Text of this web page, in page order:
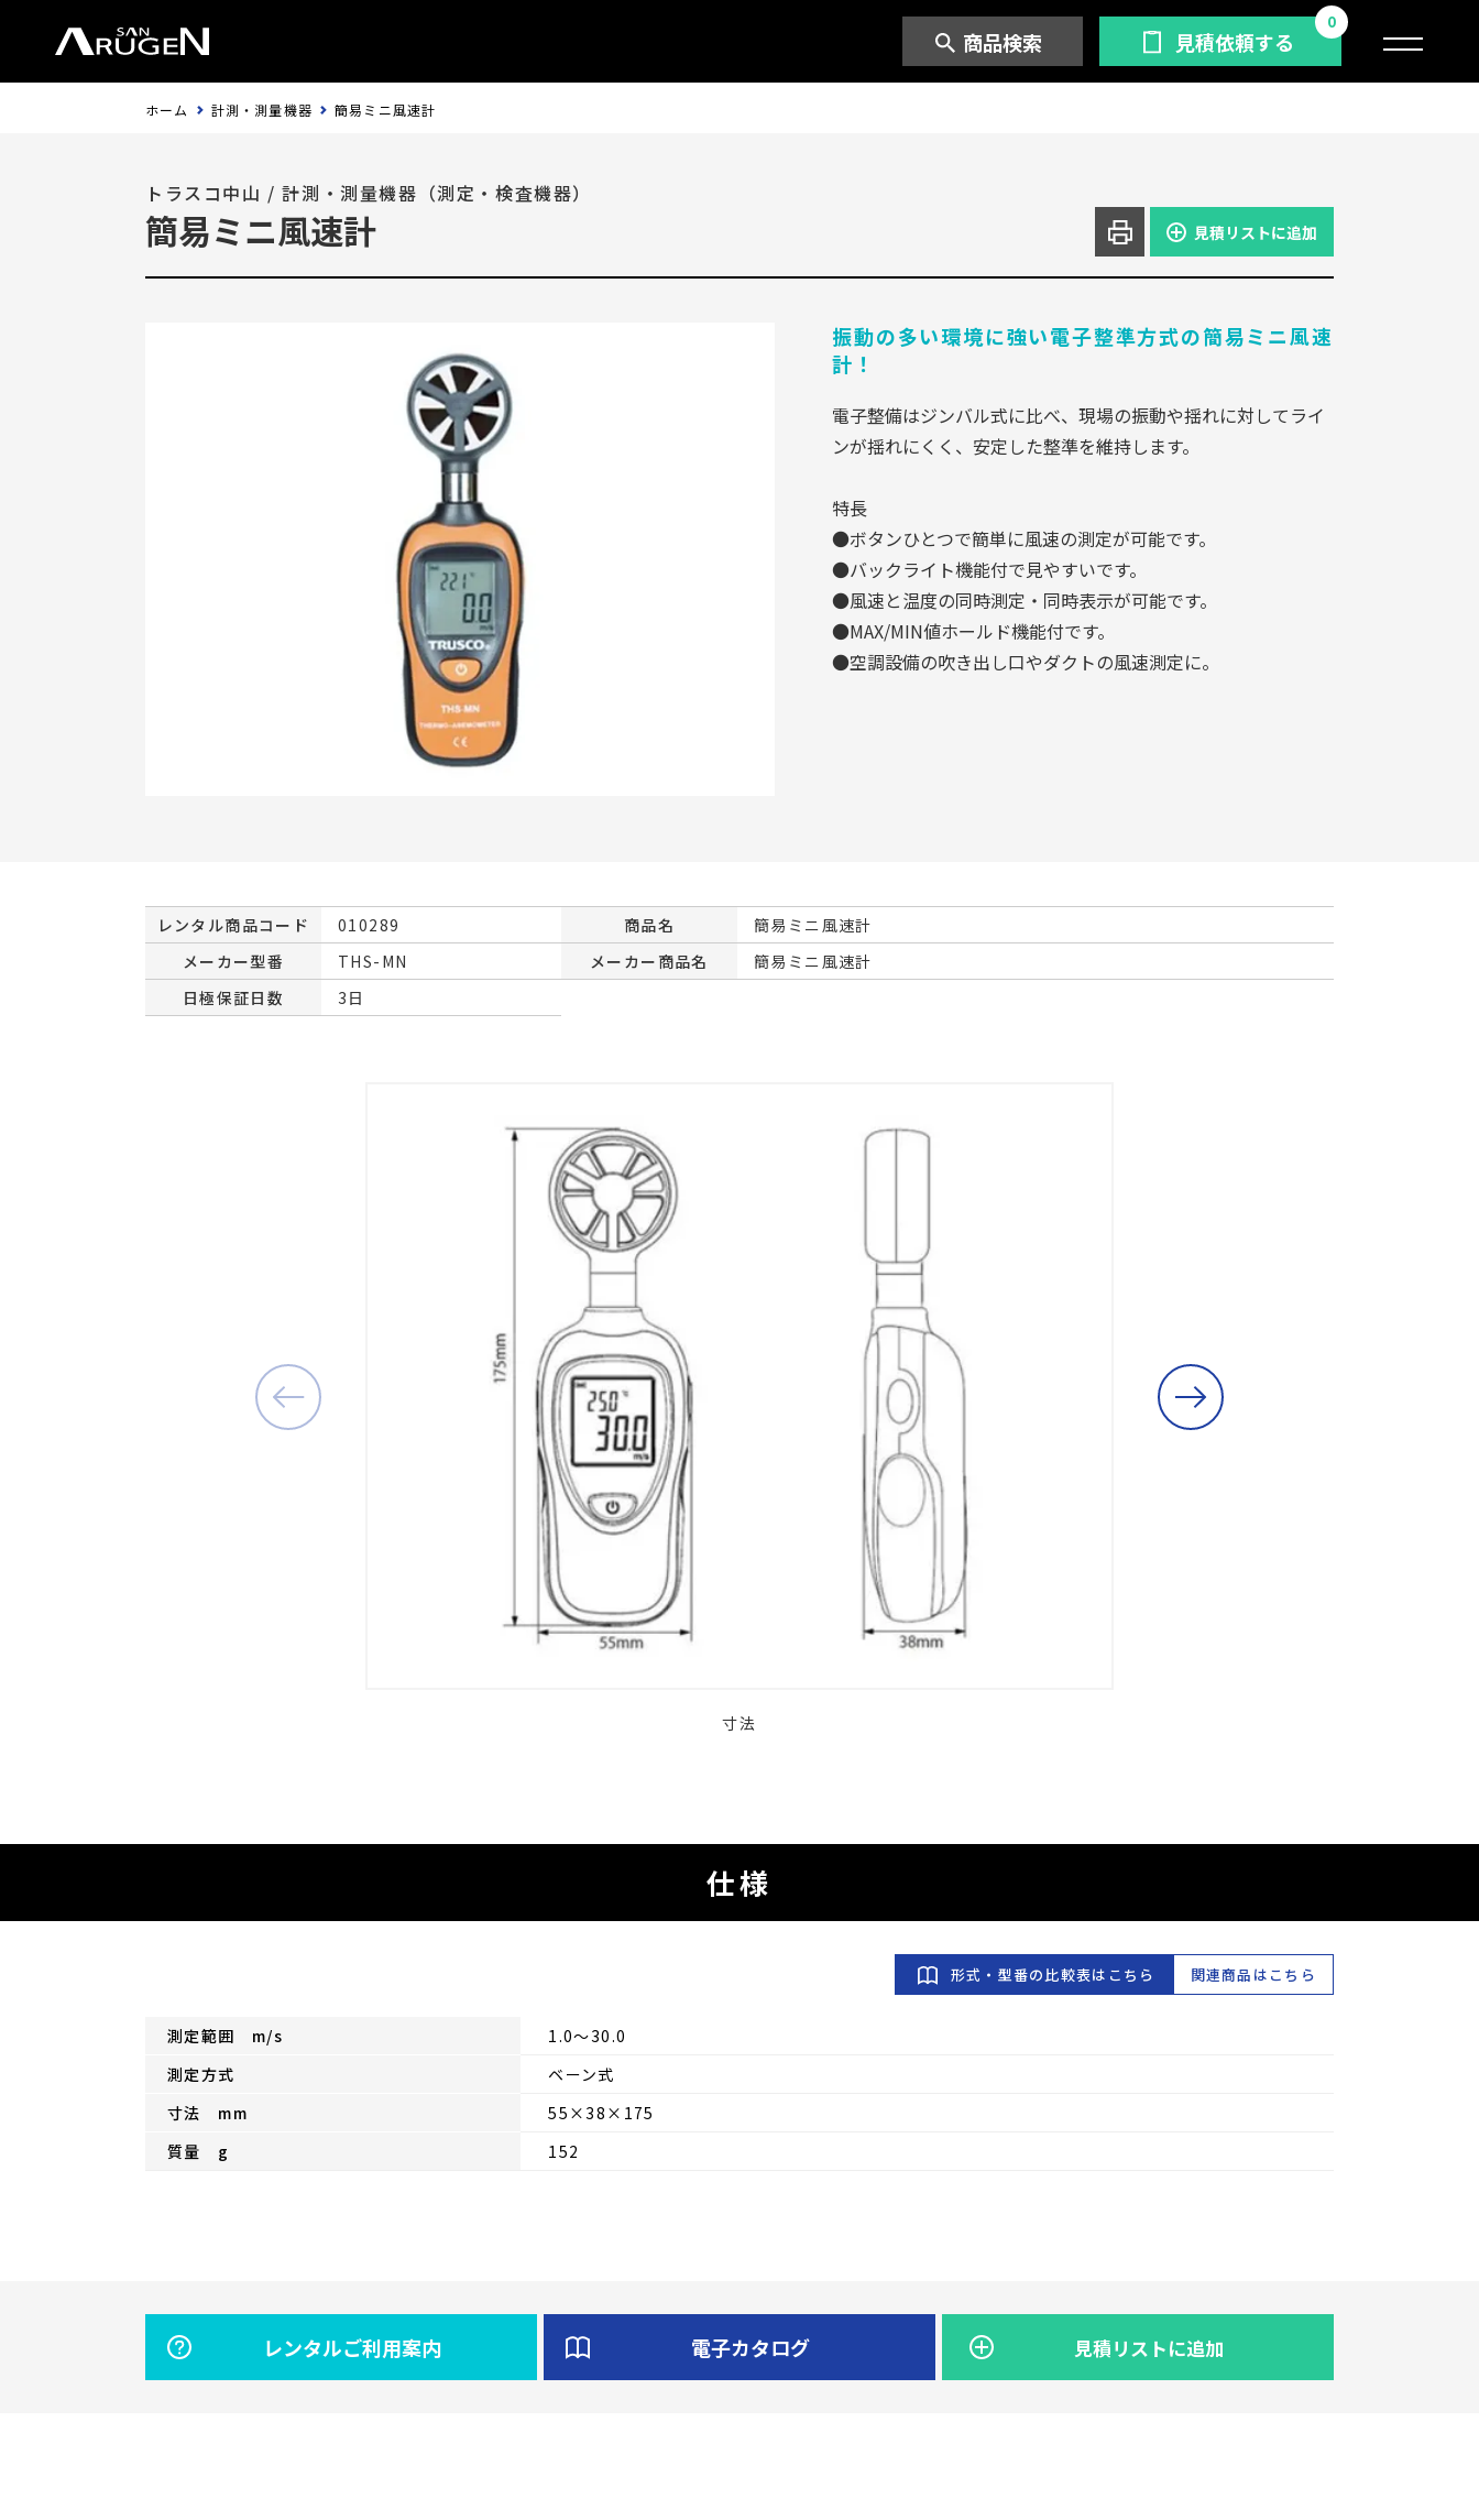
商品検索 見積依頼する
0
ホーム 計測・測量機器 簡易ミニ風速計
トラスコ中山 /計測・測量機器（測定・検査機器）
簡易ミニ風速計 見積リストに追加
振動の多い環境に強い電子整準方式の簡易ミニ風速
計！
電子整備はジンバル式に比べ、現場の振動や揺れに対してライ
ンが揺れにくく、安定した整準を維持します。
特長
●ボタンひとつで簡単に風速の測定が可能です。
●バックライト機能付で見やすいです。
●風速と温度の同時測定・同時表示が可能です。
●MAX/MIN値ホールド機能付です。
●空調設備の吹き出し口やダクトの風速測定に。
レンタル商品コード 010289 商品名
簡易ミニ風速計
メーカー型番
THS-MN メーカー商品名
簡易ミニ風速計
日極保証日数
3日
寸法
仕様
形式・型番の比較表はこちら 関連商品はこちら
測定範囲 m/s
1.0～30.0
測定方式
ベーン式
寸法 mm
55×38×175
質量 g
152
レンタルご利用案内 電子カタログ 見積リストに追加